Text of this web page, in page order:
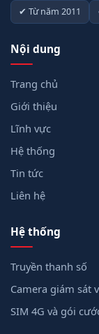
✔ Từ năm 2011
Nội dung
Trang chủ
Giới thiệu
Lĩnh vực
Hệ thống
Tin tức
Liên hệ
Hệ thống
Truyền thanh số
Camera giám sát
SIM 4G và gói